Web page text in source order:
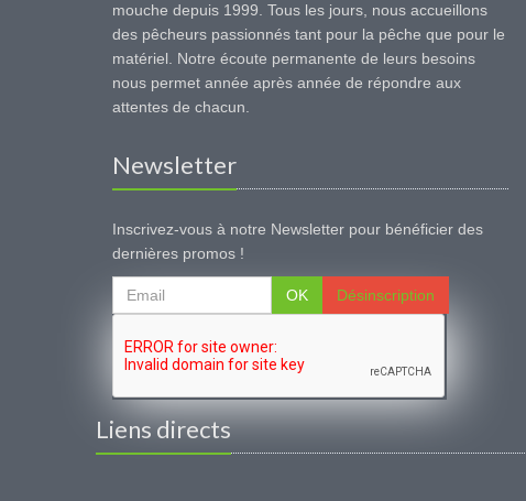
mouche depuis 1999. Tous les jours, nous accueillons
des pêcheurs passionnés tant pour la pêche que pour le
matériel. Notre écoute permanente de leurs besoins
nous permet année après année de répondre aux
attentes de chacun.
Newsletter
Inscrivez-vous à notre Newsletter pour bénéficier des
dernières promos !
OK Désinscription
Liens directs